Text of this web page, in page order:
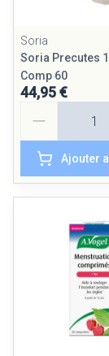
Soria
Soria Precutes
Comp 60
44,95 €
Ajouter